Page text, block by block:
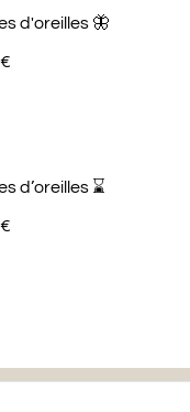
d'oreilles 🦋
d’oreilles ⌛️